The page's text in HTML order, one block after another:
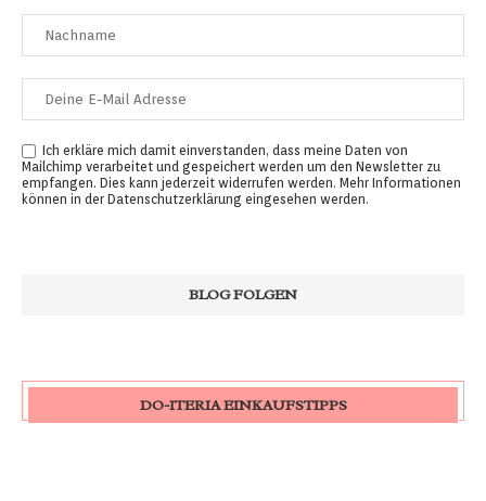
Ich erkläre mich damit einverstanden, dass meine Daten von
Mailchimp verarbeitet und gespeichert werden um den Newsletter zu
empfangen. Dies kann jederzeit widerrufen werden. Mehr Informationen
können in der Datenschutzerklärung eingesehen werden.
DO-ITERIA EINKAUFSTIPPS